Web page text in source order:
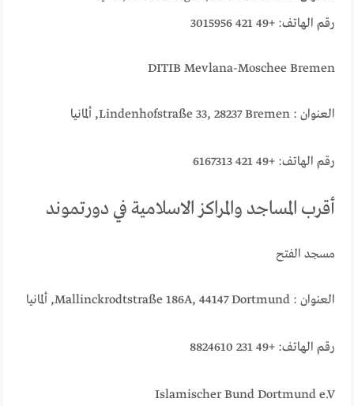
رقم الهاتف: +49 421 3015956
DITIB Mevlana-Moschee Bremen
العنوان : Lindenhofstraße 33, 28237 Bremen, ألمانيا
رقم الهاتف: +49 421 6167313
أقرب المساجد والمراكز الاسلامية في دورتموند
مسجد الفتح
العنوان : Mallinckrodtstraße 186A, 44147 Dortmund, ألمانيا
رقم الهاتف: +49 231 8824610
Islamischer Bund Dortmund e.V